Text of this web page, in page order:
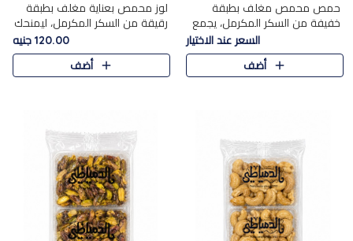
حمص محمص مغلف بطبقة
خفيفة من السكر المكرمل، يجمع
بين القرمشة المميزة والطعم
الشرقي الأصيل في واحدة من أشهر
حلويات الموسم.
السعر عند الاختيار
أضف
لوز محمص بعناية مغلف بطبقة
رقيقة من السكر المكرمل، ليمنحك
قرمشة راقية ونكهة غنية تبرز
فخامة اللوز في كل قطعة.
120.00 جنيه
أضف